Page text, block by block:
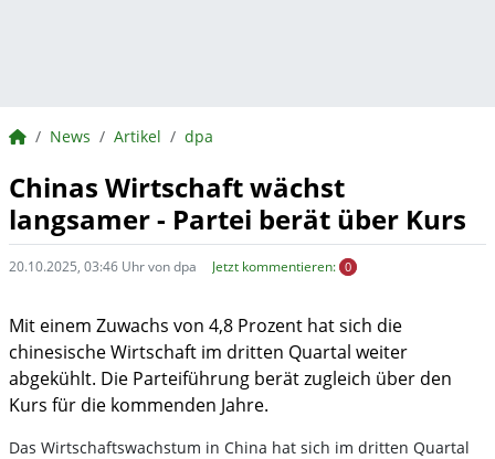
BörsenNEWS.de
News Artikel dpa
Chinas Wirtschaft wächst
langsamer - Partei berät über Kurs
20.10.2025, 03:46 Uhr von dpa Jetzt kommentieren: 0
Mit einem Zuwachs von 4,8 Prozent hat sich die
chinesische Wirtschaft im dritten Quartal weiter
abgekühlt. Die Parteiführung berät zugleich über den
Kurs für die kommenden Jahre.
Das Wirtschaftswachstum in China hat sich im dritten Quartal